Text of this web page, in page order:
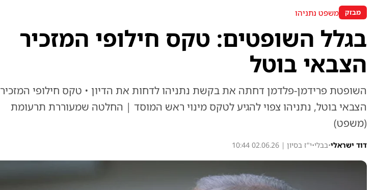
מבזק משפט נתניהו
בגלל השופטים: טקס חילופי המזכיר
הצבאי בוטל
השופטת פרידמן-פלדמן דחתה את בקשת נתניהו לדחות את הדיון • טקס חילופי המזכיר
הצבאי בוטל, נתניהו צפוי להגיע לטקס מינוי ראש המוסד | החלטה שמעוררת תרעומת
(משפט)
דוד ישראלי•בבלי•י"ז בסיון | 02.06.26 10:44